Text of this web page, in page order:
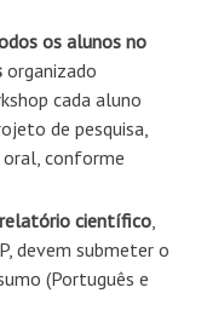
os alunos no
organizado
cada aluno
de pesquisa,
conforme
científico,
devem submeter o
(Português e